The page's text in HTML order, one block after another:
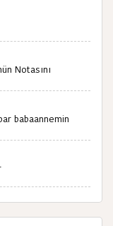
tekrar
Notasını
babaannemin